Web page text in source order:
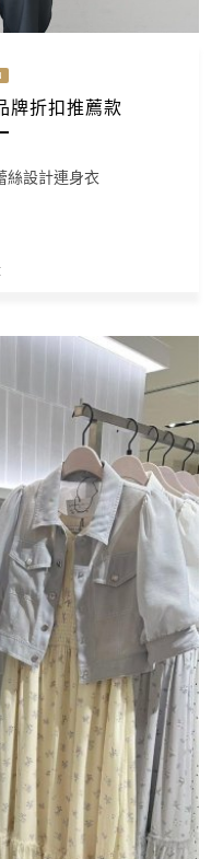
牌折扣推薦款
絲設計連身衣